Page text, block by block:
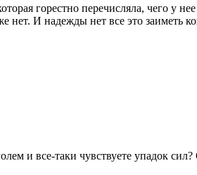
горестно перечисляла, чего у
И надежды нет все это заиметь
и все-таки чувствуете упадок сил?